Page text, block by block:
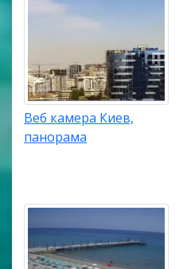
Веб камера Киев,
панорама